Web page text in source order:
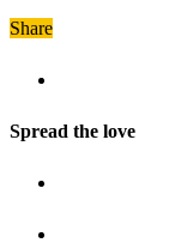
Share
Spread the love